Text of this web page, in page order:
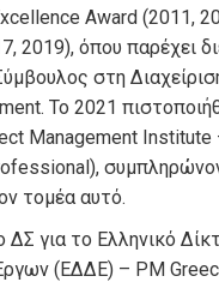
Award (2011,
2019), όπου παρέχει
στη
Το 2021
Management Institute
τομέα αυτό.
ΔΣ για το Ελληνικό
(ΕΔΔΕ) – PM